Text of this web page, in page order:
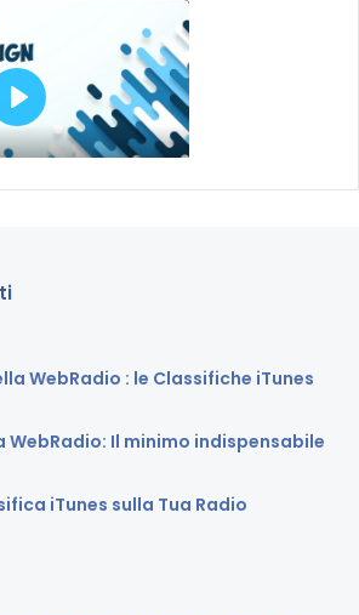
WebRadio : le Classifiche iTunes
WebRadio: Il minimo indispensabile
iTunes sulla Tua Radio